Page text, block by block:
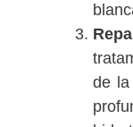
de la